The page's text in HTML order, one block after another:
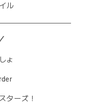
ル
ょ
ターズ！